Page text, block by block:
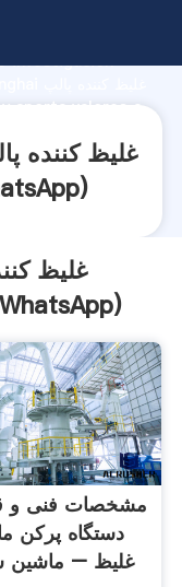
investigación
)
غلیظ
)
مشخصات فنی و
دستگاه پرکن
غلیظ – ماشین